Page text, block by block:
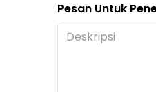
Pesan Untuk